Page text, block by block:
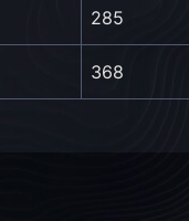
285
368